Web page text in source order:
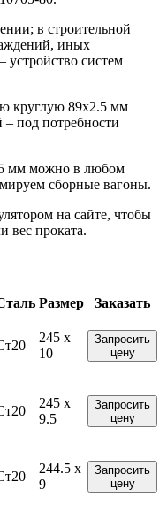
в строительной
иных
систем
круглую 89х2.5 мм
– под потребности
мм можно в любом
сборные вагоны.
на сайте, чтобы
вес проката.
Размер
Заказать
245 x
10
Запросить
цену
245 x
9.5
Запросить
цену
244.5 x
9
Запросить
цену